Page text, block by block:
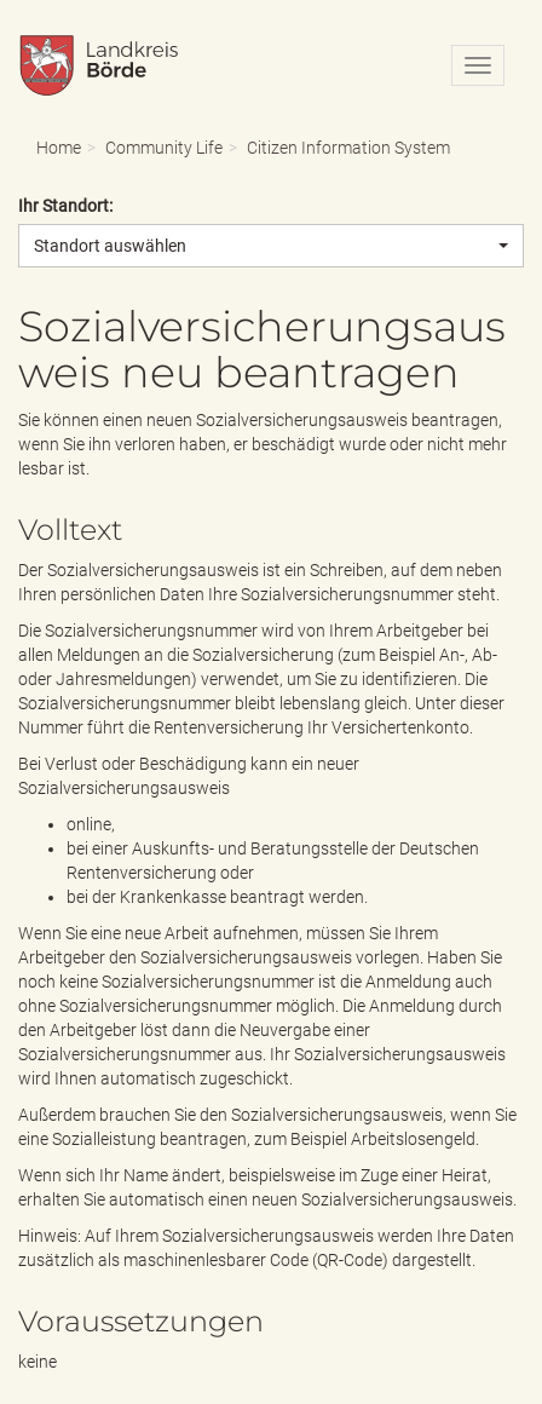
N
a
o
i
a
u
n
d
e
n
Home Community Life Citizen Information System
Ihr Standort:
Standort auswählen
Sozialversicherungsaus
weis neu beantragen
Sie können einen neuen Sozialversicherungsausweis beantragen,
wenn Sie ihn verloren haben, er beschädigt wurde oder nicht mehr
lesbar ist.
Volltext
Der Sozialversicherungsausweis ist ein Schreiben, auf dem neben
Ihren persönlichen Daten Ihre Sozialversicherungsnummer steht.
Die Sozialversicherungsnummer wird von Ihrem Arbeitgeber bei
allen Meldungen an die Sozialversicherung (zum Beispiel An-, Ab-
oder Jahresmeldungen) verwendet, um Sie zu identifizieren. Die
Sozialversicherungsnummer bleibt lebenslang gleich. Unter dieser
Nummer führt die Rentenversicherung Ihr Versichertenkonto.
Bei Verlust oder Beschädigung kann ein neuer
Sozialversicherungsausweis
online,
bei einer Auskunfts- und Beratungsstelle der Deutschen
Rentenversicherung oder
bei der Krankenkasse beantragt werden.
Wenn Sie eine neue Arbeit aufnehmen, müssen Sie Ihrem
Arbeitgeber den Sozialversicherungsausweis vorlegen. Haben Sie
noch keine Sozialversicherungsnummer ist die Anmeldung auch
ohne Sozialversicherungsnummer möglich. Die Anmeldung durch
den Arbeitgeber löst dann die Neuvergabe einer
Sozialversicherungsnummer aus. Ihr Sozialversicherungsausweis
wird Ihnen automatisch zugeschickt.
Außerdem brauchen Sie den Sozialversicherungsausweis, wenn Sie
eine Sozialleistung beantragen, zum Beispiel Arbeitslosengeld.
Wenn sich Ihr Name ändert, beispielsweise im Zuge einer Heirat,
erhalten Sie automatisch einen neuen Sozialversicherungsausweis.
Hinweis: Auf Ihrem Sozialversicherungsausweis werden Ihre Daten
zusätzlich als maschinenlesbarer Code (QR-Code) dargestellt.
Voraussetzungen
keine